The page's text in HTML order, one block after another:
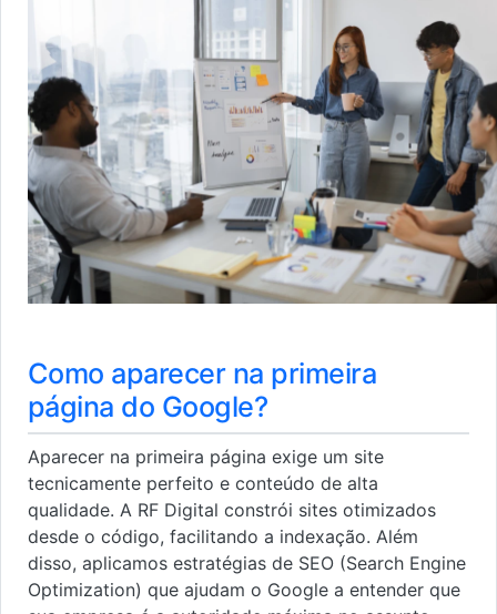
Como aparecer na primeira
página do Google?
Aparecer na primeira página exige um site
tecnicamente perfeito e conteúdo de alta
qualidade. A RF Digital constrói sites otimizados
desde o código, facilitando a indexação. Além
disso, aplicamos estratégias de SEO (Search Engine
Optimization) que ajudam o Google a entender que